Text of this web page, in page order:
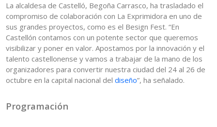
La alcaldesa de Castelló, Begoña Carrasco, ha trasladado el
compromiso de colaboración con La Exprimidora en uno de
sus grandes proyectos, como es el Besign Fest. “En
Castellón contamos con un potente sector que queremos
visibilizar y poner en valor. Apostamos por la innovación y el
talento castellonense y vamos a trabajar de la mano de los
organizadores para convertir nuestra ciudad del 24 al 26 de
octubre en la capital nacional del diseño”, ha señalado.
Programación